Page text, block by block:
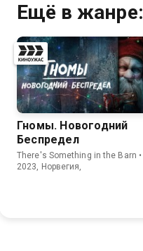
Ещё в жанре:
Гномы. Новогодний
Беспредел
There's Something in the Barn •
2023, Норвегия,